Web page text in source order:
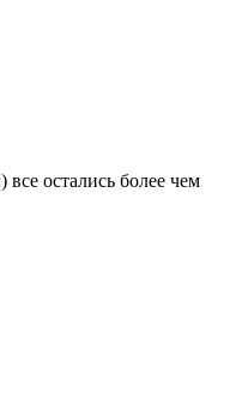
остались более чем